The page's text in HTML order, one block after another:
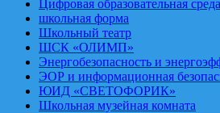
Цифровая образовательная
школьная форма
Школьный театр
ШСК «ОЛИМП»
Энергобезопасность и
ЭОР и информационная
ЮИД «СВЕТОФОРИК»
Школьная музейная комната